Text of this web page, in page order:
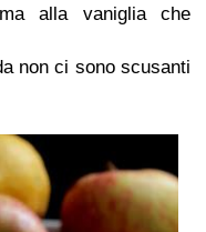
alla vaniglia che
non ci sono scusanti